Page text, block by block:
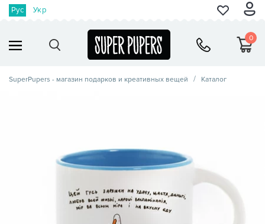
Рус Укр
0
SuperPupers - магазин подарков и креативных вещей Каталог